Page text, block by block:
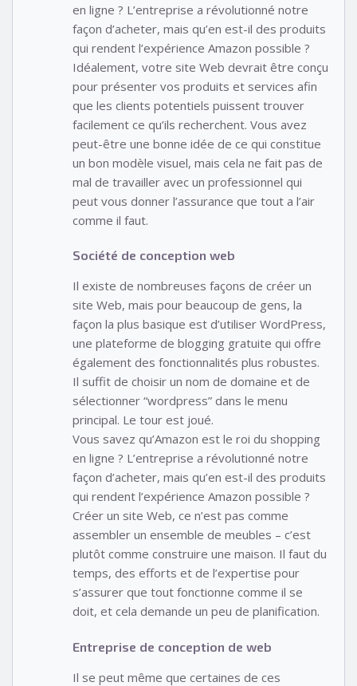
en ligne ? L’entreprise a révolutionné notre
façon d’acheter, mais qu’en est-il des produits
qui rendent l’expérience Amazon possible ?
Idéalement, votre site Web devrait être conçu
pour présenter vos produits et services afin
que les clients potentiels puissent trouver
facilement ce qu’ils recherchent. Vous avez
peut-être une bonne idée de ce qui constitue
un bon modèle visuel, mais cela ne fait pas de
mal de travailler avec un professionnel qui
peut vous donner l’assurance que tout a l’air
comme il faut.
Société de conception web
Il existe de nombreuses façons de créer un
site Web, mais pour beaucoup de gens, la
façon la plus basique est d’utiliser WordPress,
une plateforme de blogging gratuite qui offre
également des fonctionnalités plus robustes.
Il suffit de choisir un nom de domaine et de
sélectionner “wordpress” dans le menu
principal. Le tour est joué.
Vous savez qu’Amazon est le roi du shopping
en ligne ? L’entreprise a révolutionné notre
façon d’acheter, mais qu’en est-il des produits
qui rendent l’expérience Amazon possible ?
Créer un site Web, ce n’est pas comme
assembler un ensemble de meubles – c’est
plutôt comme construire une maison. Il faut du
temps, des efforts et de l’expertise pour
s’assurer que tout fonctionne comme il se
doit, et cela demande un peu de planification.
Entreprise de conception de web
Il se peut même que certaines de ces